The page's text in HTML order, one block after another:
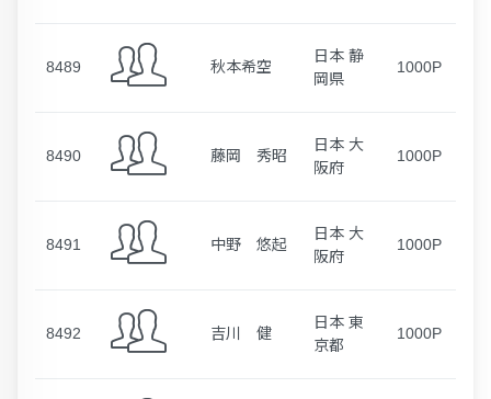
8489 秋本希空
日本 静
岡県
1000P
8490 藤岡 秀昭
日本 大
阪府
1000P
8491 中野 悠起
日本 大
阪府
1000P
8492 吉川 健
日本 東
京都
1000P